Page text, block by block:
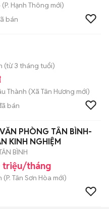
(P. Hạnh Thông mới)
bán
(từ 3 tháng tuổi)
Thành (Xã Tân Hương mới)
bán
PHÒNG TÂN BÌNH-
KINH NGHIỆM
BÌNH
triệu/tháng
(P. Tân Sơn Hòa mới)